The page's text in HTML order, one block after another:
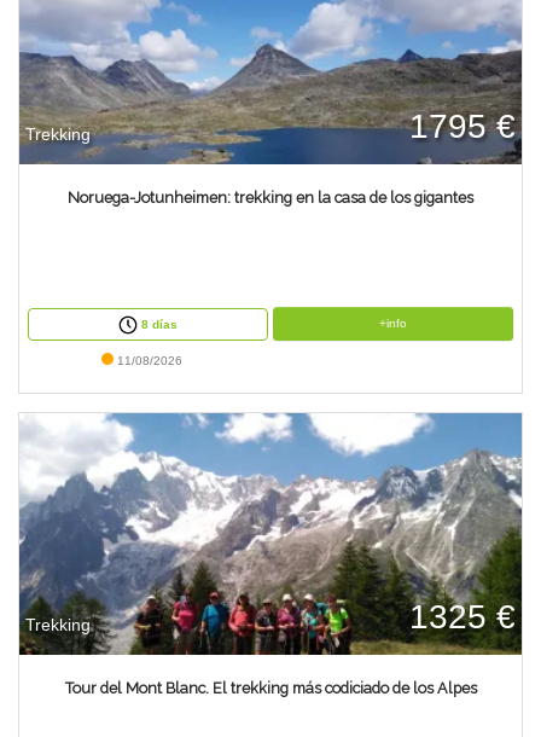
Trekking 1795 €
Noruega-Jotunheimen: trekking en la casa de los gigantes
8 días +info
11/08/2026
Trekking 1325 €
Tour del Mont Blanc. El trekking más codiciado de los Alpes